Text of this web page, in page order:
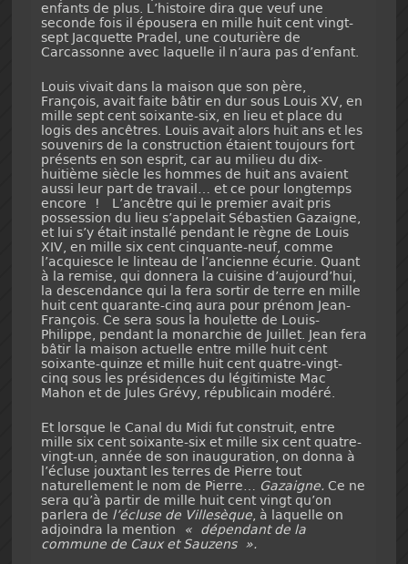
enfants de plus. L’histoire dira que veuf une
seconde fois il épousera en mille huit cent vingt-
sept Jacquette Pradel, une couturière de
Carcassonne avec laquelle il n’aura pas d’enfant.
Louis vivait dans la maison que son père,
François, avait faite bâtir en dur sous Louis XV, en
mille sept cent soixante-six, en lieu et place du
logis des ancêtres. Louis avait alors huit ans et les
souvenirs de la construction étaient toujours fort
présents en son esprit, car au milieu du dix-
huitième siècle les hommes de huit ans avaient
aussi leur part de travail… et ce pour longtemps
encore ! L’ancêtre qui le premier avait pris
possession du lieu s’appelait Sébastien Gazaigne,
et lui s’y était installé pendant le règne de Louis
XIV, en mille six cent cinquante-neuf, comme
l’acquiesce le linteau de l’ancienne écurie. Quant
à la remise, qui donnera la cuisine d’aujourd’hui,
la descendance qui la fera sortir de terre en mille
huit cent quarante-cinq aura pour prénom Jean-
François. Ce sera sous la houlette de Louis-
Philippe, pendant la monarchie de Juillet. Jean fera
bâtir la maison actuelle entre mille huit cent
soixante-quinze et mille huit cent quatre-vingt-
cinq sous les présidences du légitimiste Mac
Mahon et de Jules Grévy, républicain modéré.
Et lorsque le Canal du Midi fut construit, entre
mille six cent soixante-six et mille six cent quatre-
vingt-un, année de son inauguration, on donna à
l’écluse jouxtant les terres de Pierre tout
naturellement le nom de Pierre…
Gazaigne.Ce ne
sera qu’à partir de mille huit cent vingt qu’on
parlera de l’écluse de Villesèque, à laquelle on
adjoindra la mention
« dépendant de la
commune de Caux et Sauzens ».